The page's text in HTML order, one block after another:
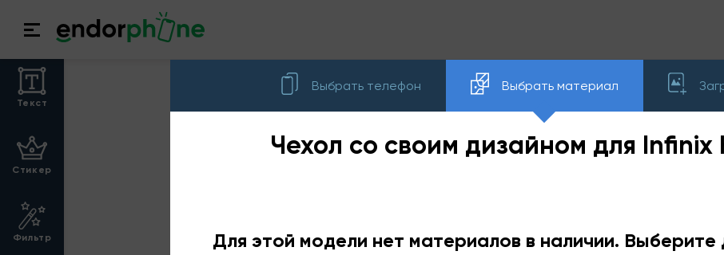
Выбрать телефон Выбрать материал
Чехол со своим дизайном для Infinix
Для этой модели нет материалов в наличии.
Текст
Стикер
Фильтр